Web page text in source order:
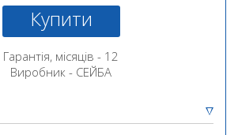
Купити
Гарантія, місяців - 12
Виробник - СЕЙБА